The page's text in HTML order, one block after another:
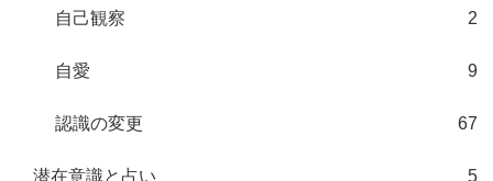
自己観察 2
自愛 9
認識の変更 67
潜在意識と占い 5